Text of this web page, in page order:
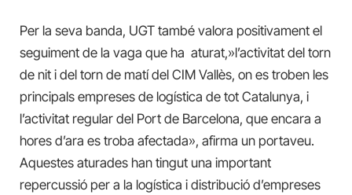
Per la seva banda, UGT també valora positivament el
seguiment de la vaga que ha aturat,»l’activitat del torn
de nit i del torn de matí del CIM Vallès, on es troben les
principals empreses de logística de tot Catalunya, i
l’activitat regular del Port de Barcelona, que encara a
hores d’ara es troba afectada», afirma un portaveu.
Aquestes aturades han tingut una important
repercussió per a la logística i distribució d’empreses